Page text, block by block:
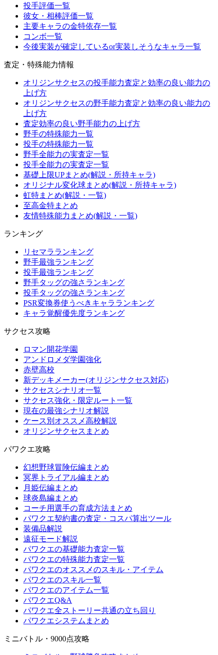
投手評価一覧
彼女・相棒評価一覧
主要キャラの金特依存一覧
コンボ一覧
今後実装が確定しているor実装しそうなキャラ一覧
査定・特殊能力情報
オリジンサクセスの投手能力査定と効率の良い能力の
上げ方
オリジンサクセスの野手能力査定と効率の良い能力の
上げ方
査定効率の良い野手能力の上げ方
野手の特殊能力一覧
投手の特殊能力一覧
野手全能力の実査定一覧
投手全能力の実査定一覧
基礎上限UPまとめ(解説・所持キャラ)
オリジナル変化球まとめ(解説・所持キャラ)
虹特まとめ(解説・一覧)
至高金特まとめ
友情特殊能力まとめ(解説・一覧)
ランキング
リセマラランキング
野手最強ランキング
投手最強ランキング
野手タッグの強さランキング
投手タッグの強さランキング
PSR変換券使うべきキャラランキング
キャラ覚醒優先度ランキング
サクセス攻略
ロマン開花学園
アンドロメダ学園強化
赤壁高校
新デッキメーカー(オリジンサクセス対応)
サクセスシナリオ一覧
サクセス強化・限定ルート一覧
現在の最強シナリオ解説
ケース別オススメ高校解説
オリジンサクセスまとめ
パワクエ攻略
幻想野球冒険伝編まとめ
冥界トライアル編まとめ
月姫伝編まとめ
球炎島編まとめ
コーチ用選手の育成方法まとめ
パワクエ契約書の査定・コスパ算出ツール
装備品解説
遠征モード解説
パワクエの基礎能力査定一覧
パワクエの特殊能力査定一覧
パワクエのオススメのスキル・アイテム
パワクエのスキル一覧
パワクエのアイテム一覧
パワクエQ&A
パワクエ全ストーリー共通の立ち回り
パワクエシステムまとめ
ミニバトル・9000点攻略